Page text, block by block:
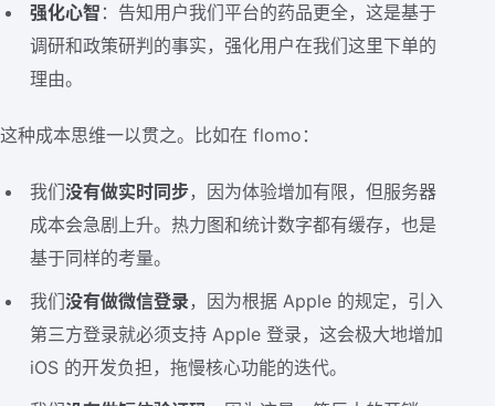
强化心智 ：告知用户我们平台的药品更全，这是基于
调研和政策研判的事实，强化用户在我们这里下单的
理由。
这种成本思维一以贯之。比如在 flomo：
我们没有做实时同步，因为体验增加有限，但服务器
成本会急剧上升。热力图和统计数字都有缓存，也是
基于同样的考量。
我们没有做微信登录 ，因为根据 Apple 的规定，引入
第三方登录就必须支持 Apple 登录，这会极大地增加
iOS 的开发负担，拖慢核心功能的迭代。